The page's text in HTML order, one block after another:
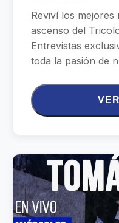
Reviví los
ascenso del
Entrevistas
toda la pasión de